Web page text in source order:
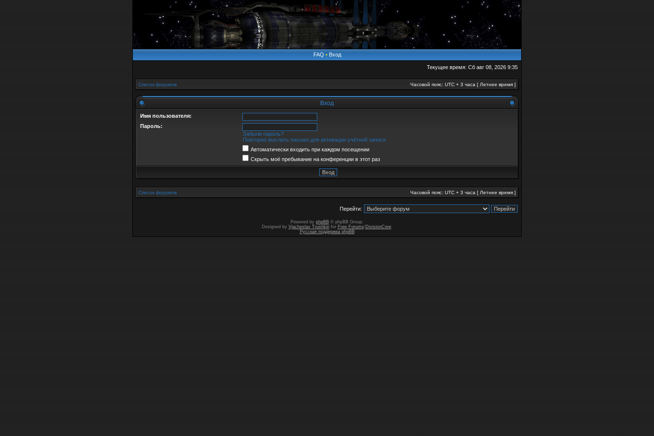
FAQ • Вход
Текущее время: Сб авг 08, 2026 9:35
Список форумов Часовой пояс: UTC + 3 часа [ Летнее время ]
Вход
Имя пользователя:
Пароль:
Забыли пароль?
Повторно выслать письмо для активации учётной записи
Автоматически входить при каждом посещении
Скрыть моё пребывание на конференции в этот раз
Список форумов Часовой пояс: UTC + 3 часа [ Летнее время ]
Перейти:
Powered by phpBB © phpBB Group.
Designed by Vjacheslav Trushkinfor Free Forums/DivisionCore.
Русская поддержка phpBB